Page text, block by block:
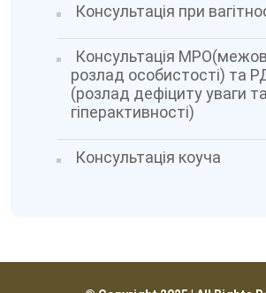
Консультація при
Консультація
розлад особистості) та
(розлад дефіциту уваги та
гіперактивності)
Консультація коуча